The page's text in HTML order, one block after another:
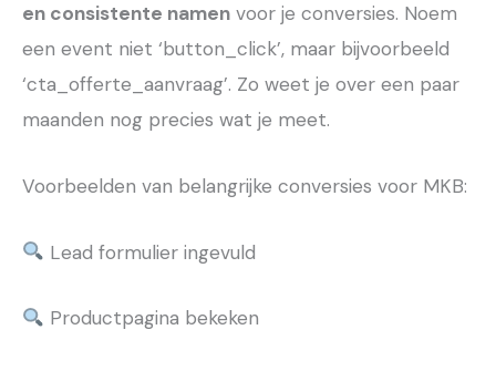
en consistente namen voor je conversies. Noem
een event niet ‘button_click’, maar bijvoorbeeld
‘cta_offerte_aanvraag’. Zo weet je over een paar
maanden nog precies wat je meet.
Voorbeelden van belangrijke conversies voor MKB:
Lead formulier ingevuld
Productpagina bekeken